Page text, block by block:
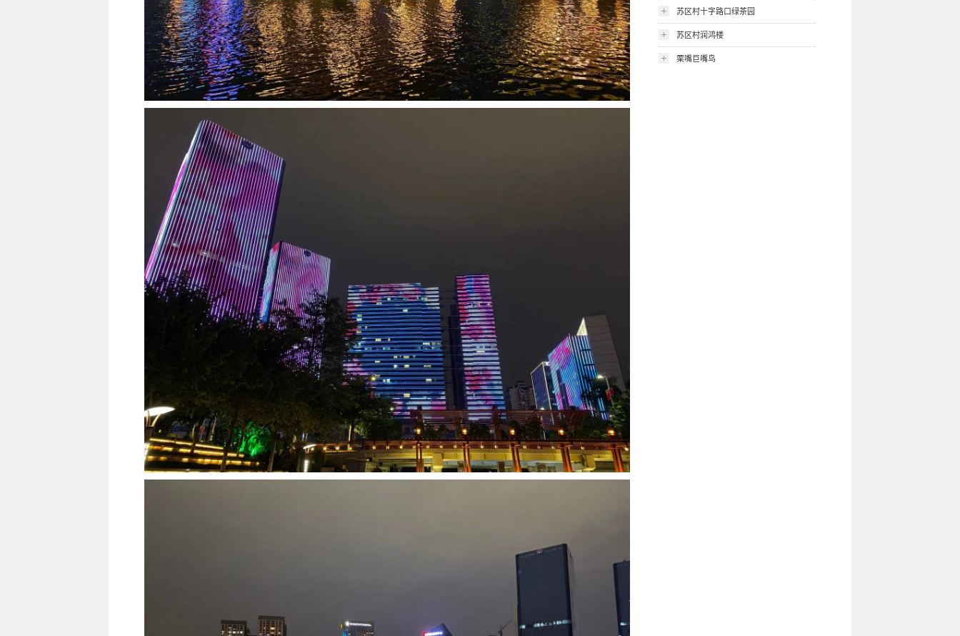
苏区村十字路口绿茶园
苏区村润鸿楼
栗嘴巨嘴鸟